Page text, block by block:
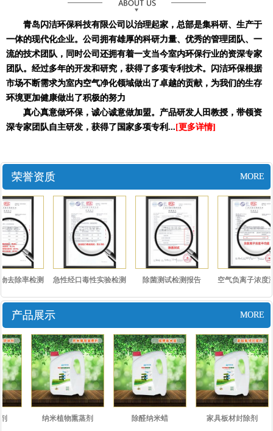
青岛闪洁环保科技有限公司以治理起家，总部是集科研、生产于
一体的现代化企业。公司拥有雄厚的科研力量、优秀的管理团队、一
流的技术团队，同时公司还拥有着一支当今室内环保行业的资深专家
团队。经过多年的开发和研究，获得了多项专利技术。闪洁环保根据
市场不断需求为室内空气净化领域做出了卓越的贡献，为我们的生存
环境更加健康做出了积极的努力
真心真意做环保，诚心诚意做加盟。产品研发人田教授，带领资
深专家团队自主研发，获得了国家多项专利... [更多详情]
荣誉资质 MORE
去除率检测
告..
急性经口毒性实验检测
报告..
除菌测试检测报告 空气负离子浓度
测报..
产品展示 MORE
纳米植物熏蒸剂 除醛纳米蜡 家具板材封除剂